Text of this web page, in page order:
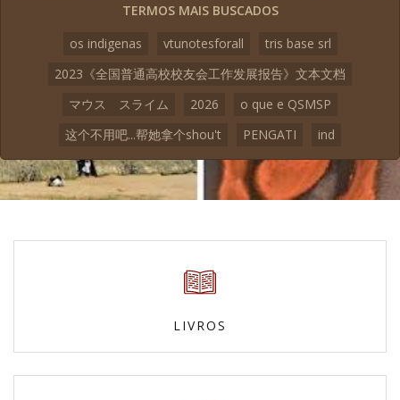
TERMOS MAIS BUSCADOS
os indigenas
vtunotesforall
tris base srl
2023《全国普通高校校友会工作发展报告》文本文档
マウス スライム
2026
o que e QSMSP
这个不用吧...帮她拿个shou't
PENGATI ind
LIVROS